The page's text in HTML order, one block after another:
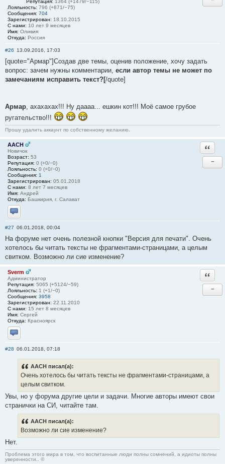
Репутация: 1364 (+1479/−115)
Лояльность: 796 (+871/−75)
Сообщения: 704
Зарегистрирован: 18.10.2015
С нами: 10 лет 9 месяцев
Имя: Оливия
Откуда: Россия
#26 13.09.2016, 17:03
[quote="Армар"]Создав две темы, оценив положение, хочу задать
вопрос: зачем нужны комментарии, если автор темы не может по
замечаниям исправить текст?[/quote]
Армар, ахахахах!!! Ну даааа... ешкин кот!!! Моё самое грубое
ругательство!!!
Прошу удалить аккаунт по собственному желанию.
AACH
Новичок
Возраст: 53
Репутация: 0 (+0/−0)
Лояльность: 0 (+0/−0)
Сообщения: 1
Зарегистрирован: 05.01.2018
С нами: 8 лет 7 месяцев
Имя: Андрей
Откуда: Башкирия, г. Салават
Отправить личное сообщение
−
#27 06.01.2018, 00:04
На форуме нет очень полезной кнопки "Версия для печати". Очень
хотелось бы читать тексты не фрагментами-страницами, а целым
свитком. Возможно ли сие изменение?
Sverm
Администратор
Репутация: 5065 (+5124/−59)
Лояльность: 1 (+1/−0)
Сообщения: 3958
Зарегистрирован: 22.11.2010
С нами: 15 лет 8 месяцев
Имя: Сергей
Откуда: Красноярск
Отправить личное сообщение
−
#28 06.01.2018, 07:18
AACH писал(а):
Очень хотелось бы читать тексты не фрагментами-страницами, а
целым свитком.
Увы, но у форума другие цели и задачи. Многие авторы имеют свои
странички на СИ, читайте там.
AACH писал(а):
Возможно ли сие изменение?
Нет.
Проблема этого мира в том, что воспитанные люди полны сомнений, а идиоты полны
уверенности.. ©